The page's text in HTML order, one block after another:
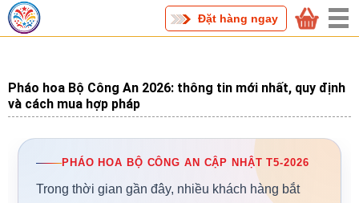
Đặt hàng ngay
Trang chủ Pháo hoa Bộ Công An
Pháo hoa Bộ Công An 2026: thông tin mới nhất, quy định
và cách mua hợp pháp
PHÁO HOA BỘ CÔNG AN CẬP NHẬT T5-2026
Trong thời gian gần đây, nhiều khách hàng bắt